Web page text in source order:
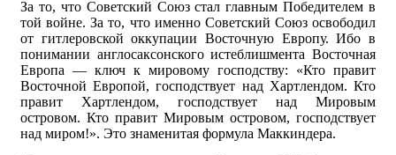
За то, что Советский Союз стал главным Победителем в
той войне. За то, что именно Советский Союз освободил
от гитлеровской оккупации Восточную Европу. Ибо в
понимании англосаксонского истеблишмента Восточная
Европа — ключ к мировому господству: «Кто правит
Восточной Европой, господствует над Хартлендом. Кто
правит Хартлендом, господствует над Мировым
островом. Кто правит Мировым островом, господствует
над миром!». Это знаменитая формула Маккиндера.